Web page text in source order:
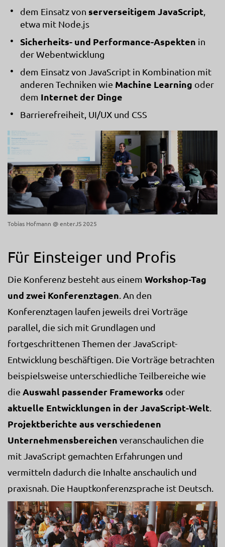
dem Einsatz von serverseitigem JavaScript
etwa mit Node.js
Sicherheits- und Performance-Aspekten in
der Webentwicklung
dem Einsatz von JavaScript in Kombination mit
anderen Techniken wie Machine Learning oder
dem Internet der Dinge
Barrierefreiheit, UI/UX und CSS
Tobias Hofmann @ enterJS 2025
Für Einsteiger und Profis
Die Konferenz besteht aus einem Workshop-Tag
und zwei Konferenztagen . An den
Konferenztagen laufen jeweils drei Vorträge
parallel, die sich mit Grundlagen und
fortgeschrittenen Themen der JavaScript-
Entwicklung beschäftigen. Die Vorträge betrachten
beispielsweise unterschiedliche Teilbereiche wie
die Auswahl passender Frameworks oder
aktuelle Entwicklungen in der JavaScript-Welt
Projektberichte aus verschiedenen
Unternehmensbereichen veranschaulichen die
mit JavaScript gemachten Erfahrungen und
vermitteln dadurch die Inhalte anschaulich und
praxisnah. Die Hauptkonferenzsprache ist Deutsch.